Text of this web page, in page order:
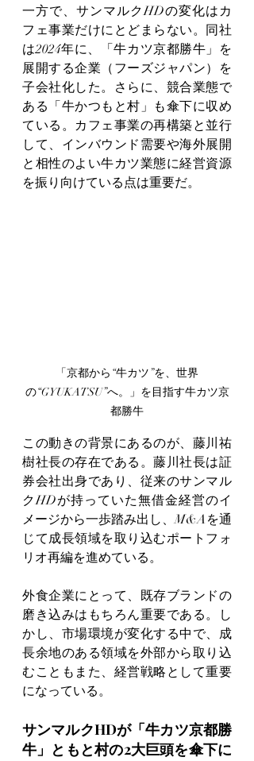
一方で、サンマルクHDの変化はカ
フェ事業だけにとどまらない。同社
は2024年に、「牛カツ京都勝牛」を
展開する企業（フーズジャパン）を
子会社化した。さらに、競合業態で
ある「牛かつもと村」も傘下に収め
ている。カフェ事業の再構築と並行
して、インバウンド需要や海外展開
と相性のよい牛カツ業態に経営資源
を振り向けている点は重要だ。
「京都から“牛カツ”を、世界
の“GYUKATSU”へ。」を目指す牛カツ京
都勝牛
この動きの背景にあるのが、藤川祐
樹社長の存在である。藤川社長は証
券会社出身であり、従来のサンマル
クHDが持っていた無借金経営のイ
メージから一歩踏み出し、M&Aを通
じて成長領域を取り込むポートフォ
リオ再編を進めている。
外食企業にとって、既存ブランドの
磨き込みはもちろん重要である。し
かし、市場環境が変化する中で、成
長余地のある領域を外部から取り込
むこともまた、経営戦略として重要
になっている。
サンマルクHDが「牛カツ京都勝
牛」ともと村の2大巨頭を傘下に